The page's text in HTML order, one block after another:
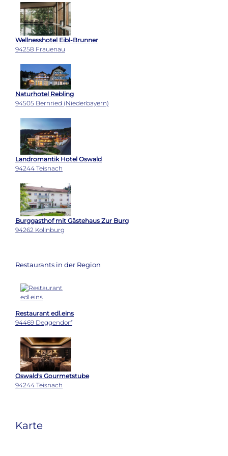
Wellnesshotel Eibl-Brunner
94258 Frauenau
Naturhotel Rebling
94505 Bernried (Niederbayern)
Landromantik Hotel Oswald
94244 Teisnach
Burggasthof mit Gästehaus Zur Burg
94262 Kollnburg
Restaurants in der Region
Restaurant edl.eins
94469 Deggendorf
Oswald's Gourmetstube
94244 Teisnach
Karte